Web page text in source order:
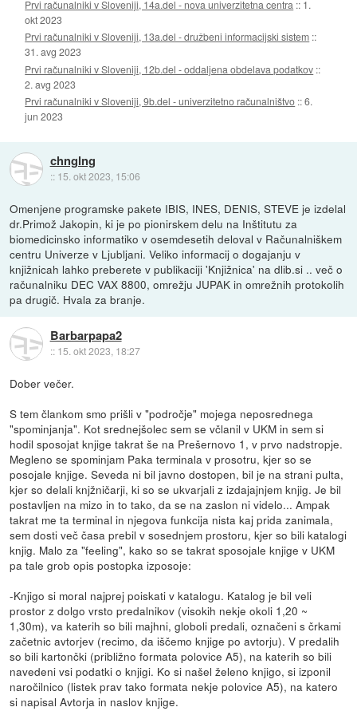
Prvi računalniki v Sloveniji, 14a.del - nova univerzitetna centra :: 1.
okt 2023
Prvi računalniki v Sloveniji, 13a.del - družbeni informacijski sistem ::
31. avg 2023
Prvi računalniki v Sloveniji, 12b.del - oddaljena obdelava podatkov ::
2. avg 2023
Prvi računalniki v Sloveniji, 9b.del - univerzitetno računalništvo ::6.
jun 2023
chnglng
:: 15. okt 2023, 15:06
Omenjene programske pakete IBIS, INES, DENIS, STEVE je izdelal
dr.Primož Jakopin, ki je po pionirskem delu na Inštitutu za
biomedicinsko informatiko v osemdesetih deloval v Računalniškem
centru Univerze v Ljubljani. Veliko informacij o dogajanju v
knjižnicah lahko preberete v publikaciji 'Knjižnica' na dlib.si .. več o
računalniku DEC VAX 8800, omrežju JUPAK in omrežnih protokolih
pa drugič. Hvala za branje.
Barbarpapa2
:: 15. okt 2023, 18:27
Dober večer.
S tem člankom smo prišli v "področje" mojega neposrednega
"spominjanja". Kot srednejšolec sem se včlanil v UKM in sem si
hodil sposojat knjige takrat še na Prešernovo 1, v prvo nadstropje.
Megleno se spominjam Paka terminala v prosotru, kjer so se
posojale knjige. Seveda ni bil javno dostopen, bil je na strani pulta,
kjer so delali knjžničarji, ki so se ukvarjali z izdajajnjem knjig. Je bil
postavljen na mizo in to tako, da se na zaslon ni videlo... Ampak
takrat me ta terminal in njegova funkcija nista kaj prida zanimala,
sem dosti več časa prebil v sosednjem prostoru, kjer so bili katalogi
knjig. Malo za "feeling", kako so se takrat sposojale knjige v UKM
pa tale grob opis postopka izposoje:
-Knjigo si moral najprej poiskati v katalogu. Katalog je bil veli
prostor z dolgo vrsto predalnikov (visokih nekje okoli 1,20 ~
1,30m), va katerih so bili majhni, globoli predali, označeni s črkami
začetnic avtorjev (recimo, da iščemo knjige po avtorju). V predalih
so bili kartončki (približno formata polovice A5), na katerih so bili
navedeni vsi podatki o knjigi. Ko si našel želeno knjigo, si izponil
naročilnico (listek prav tako formata nekje polovice A5), na katero
si napisal Avtorja in naslov knjige.